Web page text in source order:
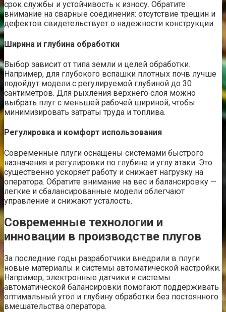
срок службы и устойчивость к износу. Обратите
внимание на сварные соединения: отсутствие трещин и
дефектов свидетельствует о надежности конструкции.
Ширина и глубина обработки
Выбор зависит от типа земли и целей обработки.
Например, для глубокого вспашки плотных почв лучше
подойдут модели с регулируемой глубиной до 30
сантиметров. Для рыхления верхнего слоя можно
выбрать плуг с меньшей рабочей шириной, чтобы
минимизировать затраты труда и топлива.
Регулировка и комфорт использования
Современные плуги оснащены системами быстрого
назначения и регулировки по глубине и углу атаки. Это
существенно ускоряет работу и снижает нагрузку на
оператора. Обратите внимание на вес и балансировку —
легкие и сбалансированные модели облегчают
управление и снижают усталость.
Современные технологии и
инновации в производстве плугов
За последние годы разработчики внедрили в плуги
новые материалы и системы автоматической настройки.
Например, электронные датчики и системы
автоматической балансировки помогают поддерживать
оптимальный угол и глубину обработки без постоянного
вмешательства оператора.